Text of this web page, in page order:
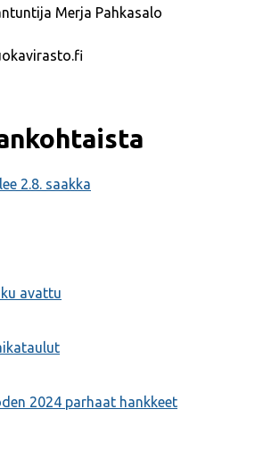
Merja Pahkasalo
2.8. saakka
avattu
2024 parhaat hankkeet